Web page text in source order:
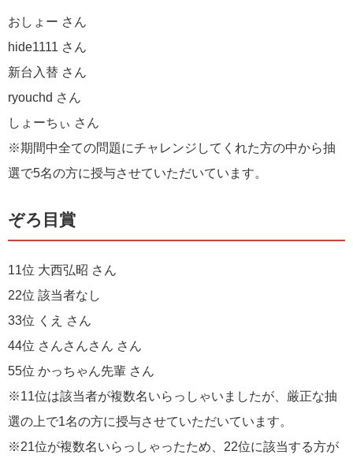
おしょー さん
hide1111 さん
新台入替 さん
ryouchd さん
しょーちぃ さん
※期間中全ての問題にチャレンジしてくれた方の中から抽
選で5名の方に授与させていただいています。
ぞろ目賞
11位 大西弘昭 さん
22位 該当者なし
33位 くえ さん
44位 さんさんさん さん
55位 かっちゃん先輩 さん
※11位は該当者が複数名いらっしゃいましたが、厳正な抽
選の上で1名の方に授与させていただいています。
※21位が複数名いらっしゃったため、22位に該当する方が